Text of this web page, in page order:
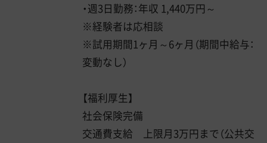
・週3日勤務：年収 1,440万円～
※経験者は応相談
※試用期間1ヶ月～6ヶ月（期間中給与：
変動なし）
【福利厚生】
社会保険完備
交通費支給 上限月3万円まで（公共交